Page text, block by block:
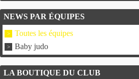
NEWS PAR ÉQUIPES
Toutes les équipes
Baby judo
LA BOUTIQUE DU CLUB